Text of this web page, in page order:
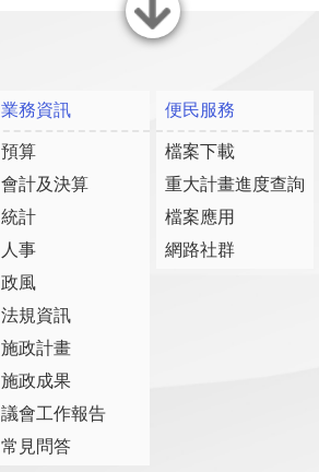
關閉
業務資訊
預算
會計及決算
統計
人事
政風
法規資訊
施政計畫
施政成果
議會工作報告
常見問答
便民服務
檔案下載
重大計畫進度查詢
檔案應用
網路社群